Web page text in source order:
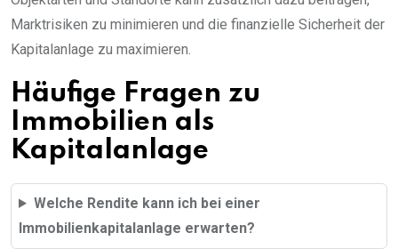
Marktrisiken zu minimieren und die finanzielle Sicherheit der
Kapitalanlage zu maximieren.
Häufige Fragen zu
Immobilien als
Kapitalanlage
Welche Rendite kann ich bei einer
Immobilienkapitalanlage erwarten?